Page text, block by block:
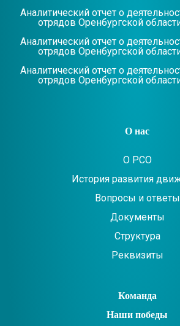
Аналитический отчет о
отрядов Оренбургской
Аналитический отчет о
отрядов Оренбургской
Аналитический отчет о
отрядов Оренбургской
О нас
О РСО
История развития
Вопросы и ответы
Документы
Структура
Реквизиты
Команда
Наши победы